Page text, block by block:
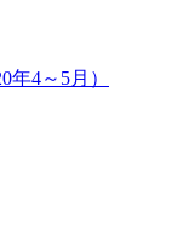
年4～5月）